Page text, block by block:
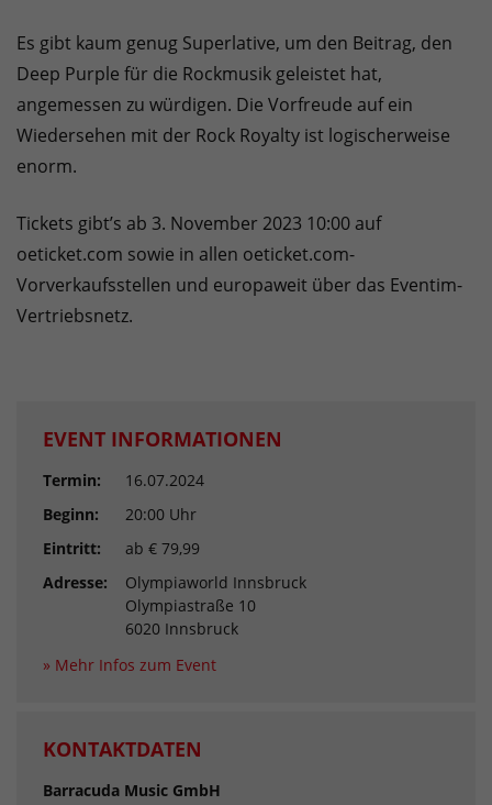
Es gibt kaum genug Superlative, um den Beitrag, den
Deep Purple für die Rockmusik geleistet hat,
angemessen zu würdigen. Die Vorfreude auf ein
Wiedersehen mit der Rock Royalty ist logischerweise
enorm.
Tickets gibt’s ab 3. November 2023 10:00 auf
oeticket.com sowie in allen oeticket.com-
Vorverkaufsstellen und europaweit über das Eventim-
Vertriebsnetz.
EVENT INFORMATIONEN
Termin:
16.07.2024
Beginn:
20:00 Uhr
Eintritt:
ab € 79,99
Adresse:
Olympiaworld Innsbruck
Olympiastraße 10
6020 Innsbruck
» Mehr Infos zum Event
KONTAKTDATEN
Barracuda Music GmbH